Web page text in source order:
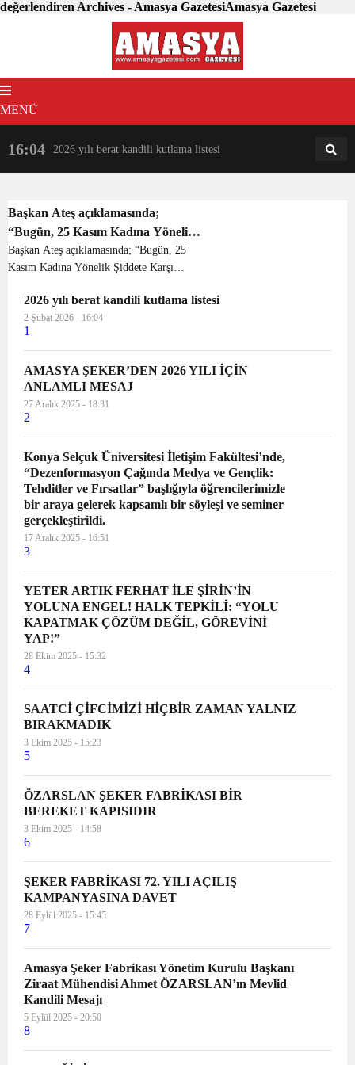
değerlendiren Archives - Amasya GazetesiAmasya Gazetesi
MENÜ
16:04 2026 yılı berat kandili kutlama listesi 18:31
Başkan Ateş açıklamasında;
“Bugün, 25 Kasım Kadına Yönelik
Şiddete Karşı Uluslararası
Mücadele Günü. Cumhuriyet Halk
ve 973 ilçede alanlarda eş zamanlı
basın açıklaması yapıyoruz. Şiddet
kardeşlerimizi saygıyla anıyoruz.
Bugün, dünyada ve ülkemizin dört
bir yanındaki kadınlarla tek yürek
olduk: her türlü şiddete, sömürüye
ve savaşa meydan okuyoruz.
Dünya tarihine “kelebekler” olarak
geçen Mirabel Kardeşler’in
direnişine sahip çıkıyoruz. Bundan
tam 63 yıl önce Dominik
Cumhuriyeti’nde diktatörün
devrilmesi için canları ile bedel
ödeyen Mirabel Kardeşler’i
saygıyla anıyoruz. Adında “adalet”
olan hükümetin yönettiği ülkemizde
her gün en az iki kadın katlediliyor.
Kadın cinayetlerini sadece “sayı”
olarak değerlendiren iktidar,
çarpıttığı verilerle şiddetin
azaldığını iddia ediyor. Hayattan
koparılanın bir evlat, bir anne, bir
abla, bir kardeş, bir arkadaş, bir
dost olduğu gerçeği yok sayılıyor.
ölümü” denilerek kapatılmak
çocuğun davasında “çocuğun
rızası”ndan bahsediliyor. Kadına ve
çocuğa yönelik şiddet uygulayanlar
cezasızlık politikası ile
ödüllendiriliyor. Kırmızı çizgimiz
olan İstanbul Sözleşmesi
Sayılı Şiddet Yasası’na göz dikiliyor.
Cumhuriyetin biz kadınlar
üzerindeki en önemli
kazanımlarından olan Medeni
Kanun budanmaya çalışılıyor.
Başkan Ateş açıklamasında; “Bugün, 25
Kasım Kadına Yönelik Şiddete Karşı
Cumhuriyet Halk Partisi Kadın Kolları
olarak, 81 il ve 973 ilçede alanlarda eş
zamanlı basın açıkla...
2026 yılı berat kandili kutlama listesi
2 Şubat 2026 - 16:04
1
AMASYA ŞEKER’DEN 2026 YILI İÇİN
ANLAMLI MESAJ
27 Aralık 2025 - 18:31
2
Konya Selçuk Üniversitesi İletişim Fakültesi’nde,
“Dezenformasyon Çağında Medya ve Gençlik:
Tehditler ve Fırsatlar” başlığıyla öğrencilerimizle
bir araya gelerek kapsamlı bir söyleşi ve seminer
gerçekleştirildi.
17 Aralık 2025 - 16:51
3
YETER ARTIK FERHAT İLE ŞİRİN’İN
YOLUNA ENGEL! HALK TEPKİLİ: “YOLU
KAPATMAK ÇÖZÜM DEĞİL, GÖREVİNİ
YAP!”
28 Ekim 2025 - 15:32
4
SAATCİ ÇİFCİMİZİ HİÇBİR ZAMAN YALNIZ
BIRAKMADIK
3 Ekim 2025 - 15:23
5
ÖZARSLAN ŞEKER FABRİKASI BİR
BEREKET KAPISIDIR
3 Ekim 2025 - 14:58
6
ŞEKER FABRİKASI 72. YILI AÇILIŞ
KAMPANYASINA DAVET
28 Eylül 2025 - 15:45
7
Amasya Şeker Fabrikası Yönetim Kurulu Başkanı
Ziraat Mühendisi Ahmet ÖZARSLAN’ın Mevlid
Kandili Mesajı
5 Eylül 2025 - 20:50
8